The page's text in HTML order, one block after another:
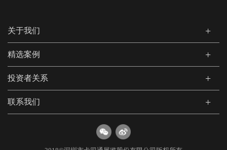
关于我们
精选案例
投资者关系
联系我们